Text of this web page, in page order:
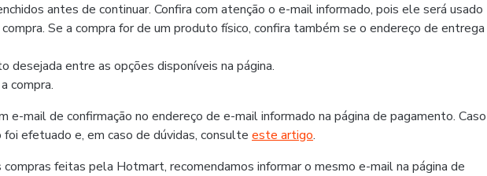
antes de continuar. Confira com atenção o e-mail informado, pois ele será usado
Se a compra for de um produto físico, confira também se o endereço de entrega
desejada entre as opções disponíveis na página.
compra.
e-mail de confirmação no endereço de e-mail informado na página de pagamento. Caso
efetuado e, em caso de dúvidas, consulte este artigo.
feitas pela Hotmart, recomendamos informar o mesmo e-mail na página de